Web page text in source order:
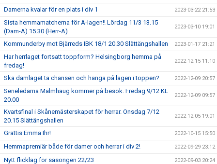
Damerna kvalar för en plats i div 1 2023-03-22 21:53
Sista hemmamatcherna för A-lagen!! Lördag 11/3 13.15
(Dam-A) 15.30 (Herr-A)
2023-03-10 19:01
Kommunderby mot Bjärreds IBK 18/1 20.30 Slättängshallen 2023-01-17 21:21
Har herrlaget fortsatt toppform? Helsingborg hemma på
fredag!
2022-12-15 11:10
Ska damlaget ta chansen och hänga på lagen i toppen? 2022-12-09 20:57
Serieledarna Malmhaug kommer på besök. Fredag 9/12 KL
20.00
2022-12-09 09:57
Kvartsfinal i Skånemästerskapet för herrar. Onsdag 7/12
20.15 Slättängshallen
2022-12-05 19:01
Grattis Emma Ihr! 2022-10-15 15:50
Hemmapremiär både för damer och herrar i div 2! 2022-09-29 23:12
Nytt flicklag för säsongen 22/23 2022-09-03 20:24